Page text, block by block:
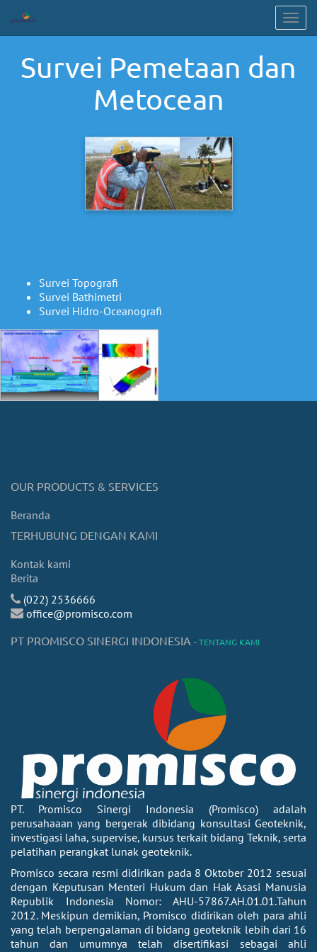
Survei Pemetaan dan
Metocean
Survei Topografi
Survei Bathimetri
Survei Hidro-Oceanografi
OUR PRODUCTS & SERVICES
Beranda
TERHUBUNG DENGAN KAMI
Kontak kami
Berita
(022) 2536666
office@promisco.com
PT PROMISCO SINERGI INDONESIA -TENTANG KAMI
PT. Promisco Sinergi Indonesia (Promisco) adalah
perusahaaan yang bergerak dibidang konsultasi Geoteknik,
investigasi laha, supervise, kursus terkait bidang Teknik, serta
pelatihan perangkat lunak geoteknik.
Promisco secara resmi didirikan pada 8 Oktober 2012 sesuai
dengan Keputusan Menteri Hukum dan Hak Asasi Manusia
Republik Indonesia Nomor: AHU-57867.AH.01.01.Tahun
2012. Meskipun demikian, Promisco didirikan oleh para ahli
yang telah berpengalaman di bidang geoteknik lebih dari 16
tahun dan umumnya telah disertifikasi sebagai ahli